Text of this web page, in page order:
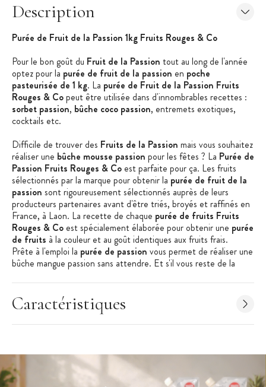
Description
Purée de Fruit de la Passion 1kg Fruits Rouges & Co
Pour le bon goût du Fruit de la Passion tout au long de l'année
optez pour la purée de fruit de la passion en poche
pasteurisée de 1 kg. La purée de Fruit de la Passion Fruits
Rouges & Copeut être utilisée dans d'innombrables recettes :
sorbet passion, bûche coco passion, entremets exotiques,
cocktails etc.
Difficile de trouver des Fruits de la Passion mais vous souhaitez
réaliser une bûche mousse passion pour les fêtes ? La Purée de
Passion Fruits Rouges & Co est parfaite pour ça. Les fruits
sélectionnés par la marque pour obtenir la purée de fruit de la
passion sont rigoureusement sélectionnés auprès de leurs
producteurs partenaires avant d'être triés, broyés et raffinés en
France, à Laon. La recette de chaque purée de fruits Fruits
Rouges & Co est spécialement élaborée pour obtenir une purée
de fruits à la couleur et au goût identiques aux fruits frais.
Prête à l'emploi la purée de passion vous permet de réaliser une
bûche mangue passion sans attendre. Et s'il vous reste de la
à glaçonset la congeler afin de disposer de petites quantités de
purée de passionpour vos prochaines recettes : entremets
exotiques, smoothies passion etc.
Glaces et Sorbets
Caractéristiques